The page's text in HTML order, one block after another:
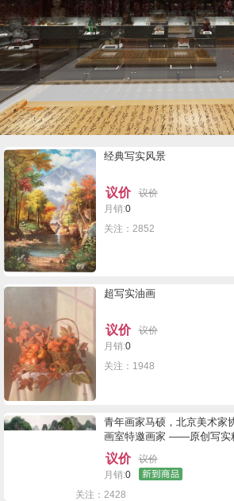
经典写实风景
议价
议价
月销:0
关注：2852
超写实油画
议价
议价
月销:0
关注：1948
青年画家马硕，北京美术家
画室特邀画家 ――原创写实
天光云影了无尘》
议价
议价
月销:0
关注：2428